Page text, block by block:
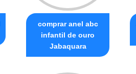
comprar anel abc
infantil de ouro
Jabaquara